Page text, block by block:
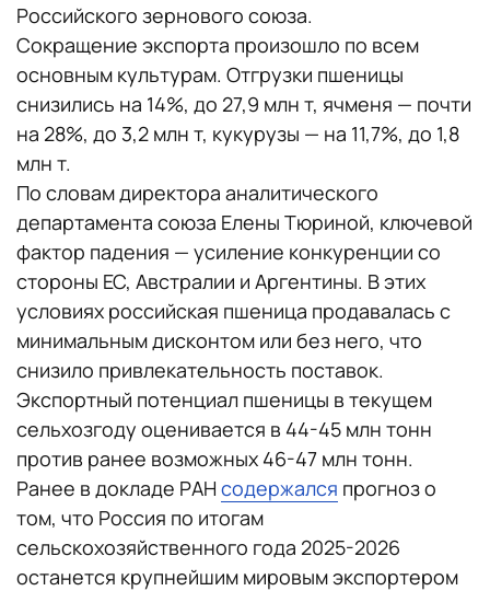
Российского зернового союза.
Сокращение экспорта произошло по всем
основным культурам. Отгрузки пшеницы
снизились на 14%, до 27,9 млн т, ячменя — почти
на 28%, до 3,2 млн т, кукурузы — на 11,7%, до 1,8
млн т.
По словам директора аналитического
департамента союза Елены Тюриной, ключевой
фактор падения — усиление конкуренции со
стороны ЕС, Австралии и Аргентины. В этих
условиях российская пшеница продавалась с
минимальным дисконтом или без него, что
снизило привлекательность поставок.
Экспортный потенциал пшеницы в текущем
сельхозгоду оценивается в 44-45 млн тонн
против ранее возможных 46-47 млн тонн.
Ранее в докладе РАН содержался прогноз о
том, что Россия по итогам
сельскохозяйственного года 2025-2026
останется крупнейшим мировым экспортером